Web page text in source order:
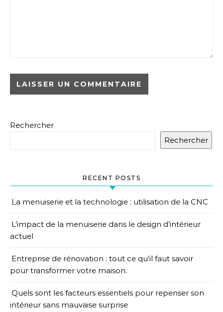
Rechercher
Rechercher
RECENT POSTS
La menuiserie et la technologie : utilisation de la CNC
L’impact de la menuiserie dans le design d’intérieur
actuel
Entreprise de rénovation : tout ce qu’il faut savoir
pour transformer votre maison.
Quels sont les facteurs essentiels pour repenser son
intérieur sans mauvaise surprise